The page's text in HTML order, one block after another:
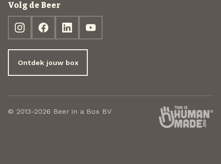
Volg de Beer
Ontdek jouw box
© 2013-2026 Beer in a Box BV